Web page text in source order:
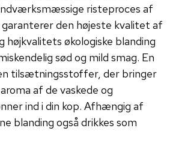
risteproces af
den højeste kvalitet af
højkvalitets økologiske blanding
sød og mild smag. En
tilsætningsstoffer, der bringer
af de vaskede og
ind i din kop. Afhængig af
blanding også drikkes som